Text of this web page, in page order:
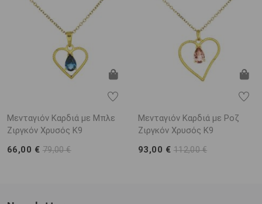
Μενταγιόν Καρδιά με Μπλε
Ζιργκόν Χρυσός K9
66,00 € 79,00 €
Μενταγιόν Καρδιά με Ροζ
Ζιργκόν Χρυσός K9
93,00 € 112,00 €